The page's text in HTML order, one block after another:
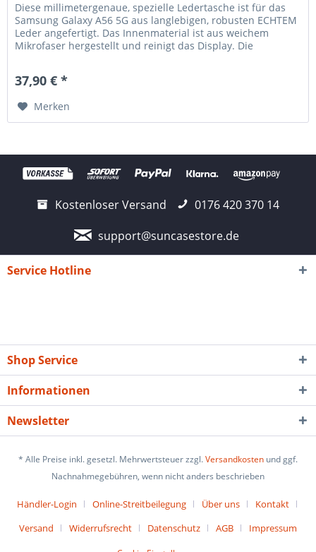
Diese millimetergenaue, spezielle Ledertasche ist für das
Samsung Galaxy A56 5G aus langlebigen, robusten ECHTEM
Leder angefertigt. Das Innenmaterial ist aus weichem
Mikrofaser hergestellt und reinigt das Display. Die
37,90 € *
Merken
Kostenloser Versand
0176 420 370 14
support@suncasestore.de
Service Hotline
Shop Service
Informationen
Newsletter
* Alle Preise inkl. gesetzl. Mehrwertsteuer zzgl.Versandkosten und ggf.
Nachnahmegebühren, wenn nicht anders beschrieben
Händler-Login Online-Streitbeilegung Über uns
Kontakt
Versand
Widerrufsrecht Datenschutz AGB Impressum